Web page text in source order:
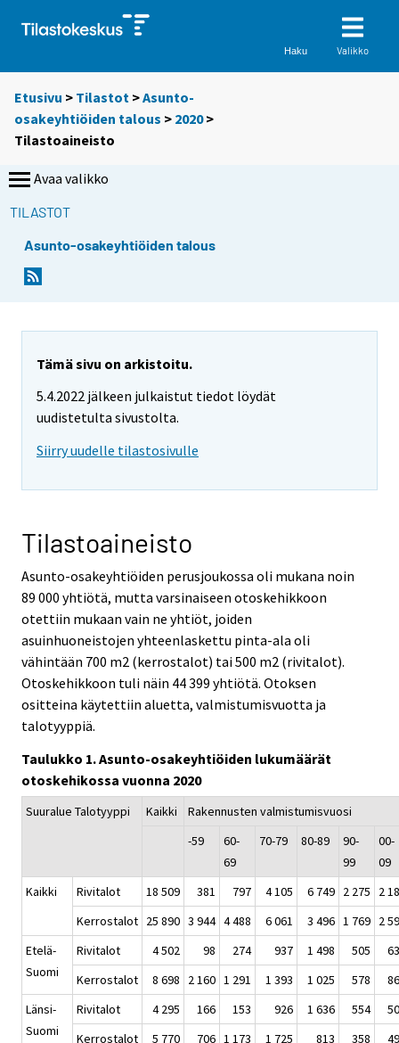
Haku Valikko
Etusivu > Tilastot >Asunto-
osakeyhtiöiden talous > 2020>
Tilastoaineisto
Avaa valikko
TILASTOT
Asunto-osakeyhtiöiden talous
Tämä sivu on arkistoitu.
5.4.2022 jälkeen julkaistut tiedot löydät
uudistetulta sivustolta.
Siirry uudelle tilastosivulle
Tilastoaineisto
Asunto-osakeyhtiöiden perusjoukossa oli mukana noin
89 000 yhtiötä, mutta varsinaiseen otoskehikkoon
otettiin mukaan vain ne yhtiöt, joiden
asuinhuoneistojen yhteenlaskettu pinta-ala oli
vähintään 700 m2 (kerrostalot) tai 500 m2 (rivitalot).
Otoskehikkoon tuli näin 44 399 yhtiötä. Otoksen
ositteina käytettiin aluetta, valmistumisvuotta ja
talotyyppiä.
Taulukko 1. Asunto-osakeyhtiöiden lukumäärät
otoskehikossa vuonna 2020
Suuralue Talotyyppi Kaikki
Rakennusten valmistumisvuosi
-59
60-
69
70-79 80-89
90-
99
00-
09
Kaikki
Rivitalot 18 509 381 797 4 105 6 749 2 275
2
Kerrostalot 25 890 3 944 4 488 6 061 3 496 1 769 2
Etelä-
Suomi
Rivitalot 4 502 98 274 937 1 498 505
Kerrostalot
8 698 2 160 1 291 1 393 1 025 578
Länsi-
Suomi
Rivitalot 4 295 166 153 926 1 636 554
Kerrostalot
5 770 706 1 173 1 725 813 358